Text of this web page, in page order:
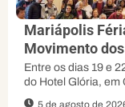
Mariápolis
Movimento
Entre os dias 19 e
do Hotel Glória, em
5 de agosto de